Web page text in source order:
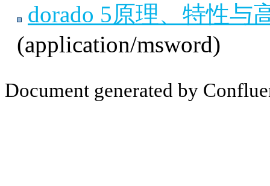
dorado 5原理、特性与
(application/msword)
Document generated by